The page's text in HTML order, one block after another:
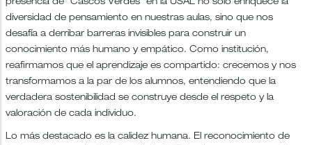
presencia de “Cascos Verdes” en la USAL no solo enriquece la
diversidad de pensamiento en nuestras aulas, sino que nos
desafía a derribar barreras invisibles para construir un
conocimiento más humano y empático. Como institución,
reafirmamos que el aprendizaje es compartido: crecemos y nos
transformamos a la par de los alumnos, entendiendo que la
verdadera sostenibilidad se construye desde el respeto y la
valoración de cada individuo.
Lo más destacado es la calidez humana. El reconocimiento de